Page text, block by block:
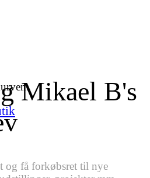
Mikael B's
og få forkøbsret til nye